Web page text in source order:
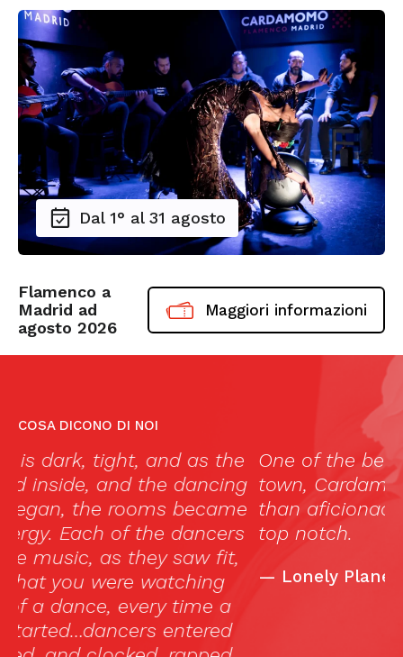
Dal 1° al 31 agosto
Flamenco a
Madrid ad
agosto 2026
Maggiori informazioni
COSA DICONO DI NOI
One of the better flamenco stages in
town, Cardamomo draws more tourists
than aficionados, but the flamenco is
top notch.
—Lonely Planet